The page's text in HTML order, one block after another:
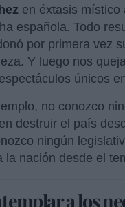
en éxtasis místico
española. Todo
por primera vez
Y luego nos
únicos
no conozco
destruir el país
ningún
la nación desde el
a los